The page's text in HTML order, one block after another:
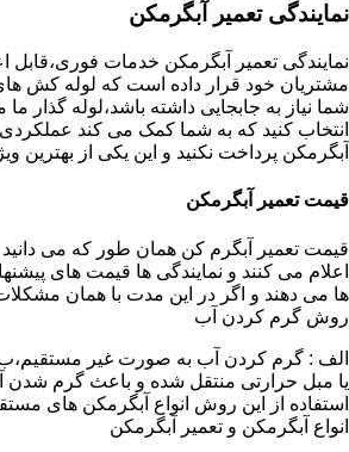
نمایندگی تعمیر آبگرمکن
نمایندگی تعمیر آبگرمکن خدمات
مشتریان خود قرار داده است که لوله کش
شما نیاز به جابجایی داشته باشد،لوله
انتخاب کنید که به شما کمک می کند عملکردی
آبگرمکن پرداخت نکنید و این یکی از بهترین
قیمت تعمیر آبگرمکن
قیمت تعمیر آبگرم کن همان طور که می
اعلام می کنند و نمایندگی ها قیمت های
ها می دهند و اگر در این مدت با همان
روش گرم کردن آب
الف : گرم کردن آب به صورت غیر
یا مبل حرارتی منتقل شده و باعث گرم
استفاده از این روش انواع آبگرمکن های
انواع آبگرمکن و تعمیر آبگرمکن